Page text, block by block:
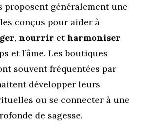
proposent généralement une
conçus pour aider à
, nourrir etharmoniser
et l’âme. Les boutiques
souvent fréquentées par
développer leurs
ou se connecter à une
de sagesse.